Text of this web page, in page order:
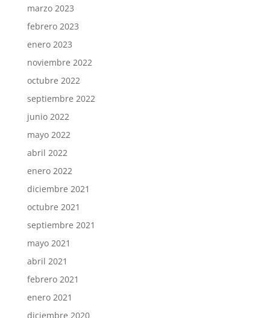
marzo 2023
febrero 2023
enero 2023
noviembre 2022
octubre 2022
septiembre 2022
junio 2022
mayo 2022
abril 2022
enero 2022
diciembre 2021
octubre 2021
septiembre 2021
mayo 2021
abril 2021
febrero 2021
enero 2021
diciembre 2020